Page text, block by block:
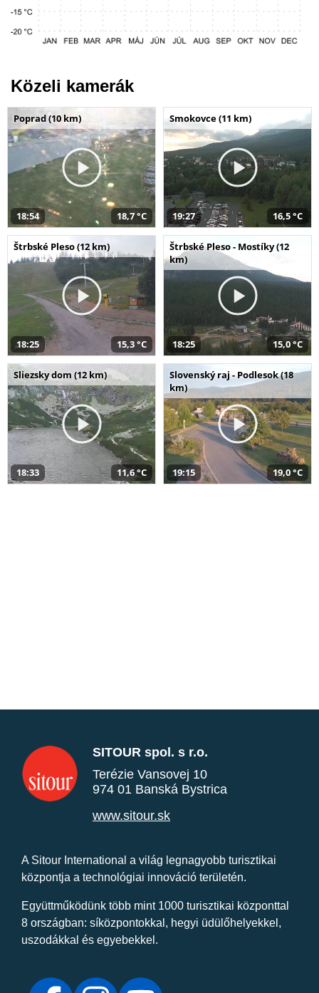
Közeli kamerák
Poprad (10 km)
18:54 18,7 °C
Smokovce (11 km)
19:27 16,5 °C
Štrbské Pleso (12 km)
18:25 15,3 °C
Štrbské Pleso - Mostíky (12
km)
18:25 15,0 °C
Sliezsky dom (12 km)
18:33 11,6 °C
Slovenský raj - Podlesok (18
km)
19:15 19,0 °C
SITOUR spol. s r.o.
Terézie Vansovej 10
974 01 Banská Bystrica
www.sitour.sk
A Sitour International a világ legnagyobb turisztikai
központja a technológiai innováció területén.
Együttműködünk több mint 1000 turisztikai központtal
8 országban: síközpontokkal, hegyi üdülőhelyekkel,
uszodákkal és egyebekkel.